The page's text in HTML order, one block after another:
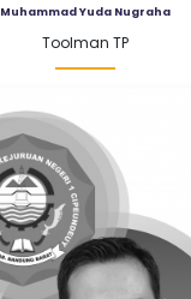
Muhammad Yuda Nugraha
Toolman TP